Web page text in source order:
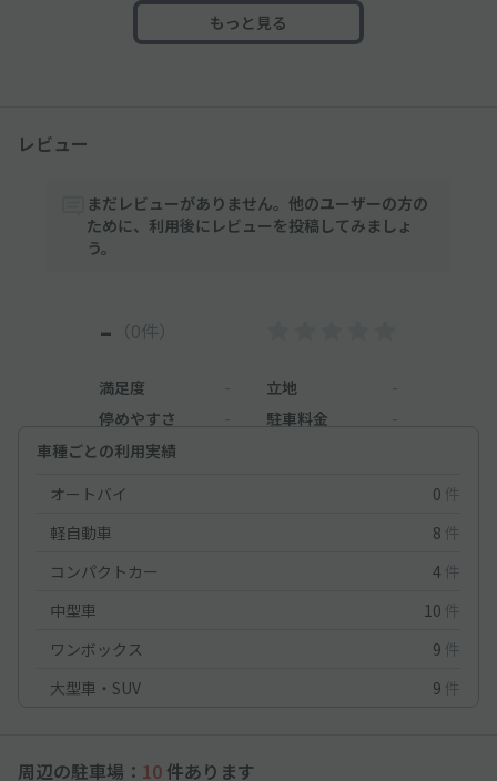
もっと見る
レビュー
まだレビューがありません。他のユーザーの方の
ために、利用後にレビューを投稿してみましょ
う。
- （0件）
満足度 立地
停めやすさ
駐車料金
車種ごとの利用実績
オートバイ
0 件
軽自動車
8 件
コンパクトカー
4 件
中型車
10 件
ワンボックス
9 件
大型車・SUV
9 件
周辺の駐車場： 10 件あります